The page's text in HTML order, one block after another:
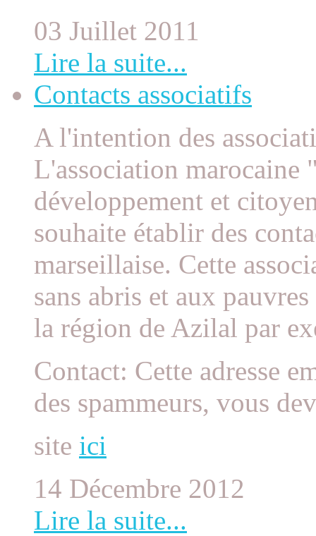
03 Juillet 2011
Lire la suite...
Contacts associatifs
A l'intention des
L'association marocaine
développement et
souhaite établir des
marseillaise. Cette
sans abris et aux
la région de Azilal par
Contact: Cette adresse
des spammeurs, vous
site ici
14 Décembre 2012
Lire la suite...